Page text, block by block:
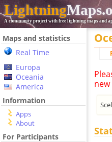
Lightning
A community project with free lightning maps and
Maps and statistics
Real Time
Europa
Oceania
America
Information
Apps
About
For Participants